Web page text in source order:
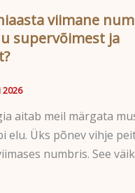
viimane
supervõimest ja
2026
aitab meil märgata
elu. Üks põnev vihje
numbris. See